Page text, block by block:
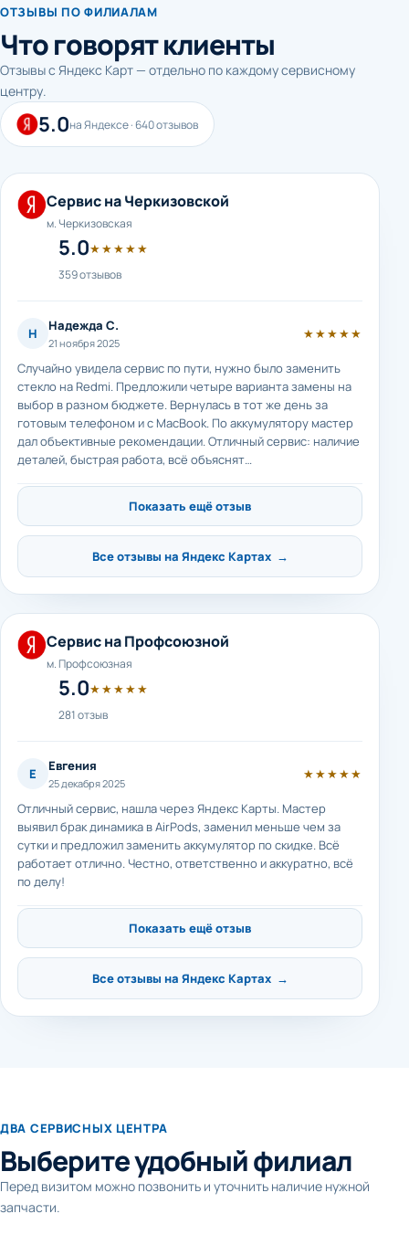
ОТЗЫВЫ ПО ФИЛИАЛАМ
Что говорят клиенты
Отзывы с Яндекс Карт — отдельно по каждому сервисному
центру.
5.0на Яндексе · 640 отзывов
Сервис на Черкизовской
м. Черкизовская
5.0★★★★★
359 отзывов
Н Надежда С.
21 ноября 2025
★★★★★
Случайно увидела сервис по пути, нужно было заменить
стекло на Redmi. Предложили четыре варианта замены на
выбор в разном бюджете. Вернулась в тот же день за
готовым телефоном и с MacBook. По аккумулятору мастер
дал объективные рекомендации. Отличный сервис: наличие
деталей, быстрая работа, всё объяснят…
Показать ещё отзыв
Все отзывы на Яндекс Картах →
Сервис на Профсоюзной
м. Профсоюзная
5.0★★★★★
281 отзыв
Е Евгения
25 декабря 2025
★★★★★
Отличный сервис, нашла через Яндекс Карты. Мастер
выявил брак динамика в AirPods, заменил меньше чем за
сутки и предложил заменить аккумулятор по скидке. Всё
работает отлично. Честно, ответственно и аккуратно, всё
по делу!
Показать ещё отзыв
Все отзывы на Яндекс Картах →
ДВА СЕРВИСНЫХ ЦЕНТРА
Выберите удобный филиал
Перед визитом можно позвонить и уточнить наличие нужной
запчасти.